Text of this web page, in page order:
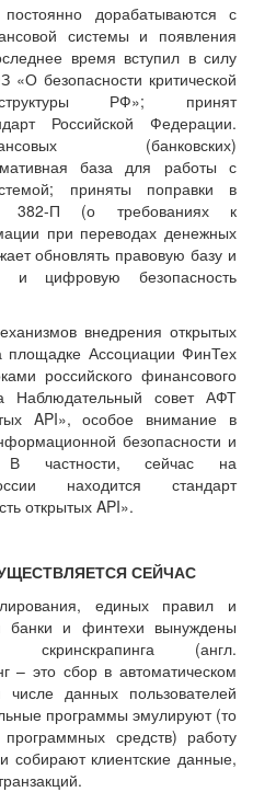
дорабатываются с
системы и появления
время вступил в силу
безопасности критической
РФ»; принят
Российской Федерации.
(банковских)
база для работы с
приняты поправки в
382-П (о требованиях к
при переводах денежных
обновлять правовую базу и
и цифровую безопасность
внедрения открытых
площадке Ассоциации ФинТех
российского финансового
Наблюдательный совет АФТ
API», особое внимание в
безопасности и
В частности, сейчас на
находится стандарт
открытых API».
СЕЙЧАС
единых правил и
банки и финтехи вынуждены
скринскрапинга (англ.
– это сбор в автоматическом
данных пользователей
программы эмулируют (то
средств) работу
собирают клиентские данные,